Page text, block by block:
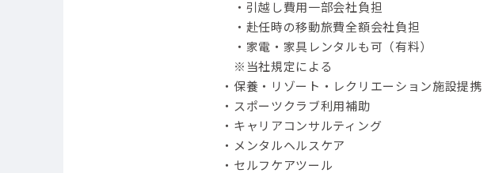
・引越し費用一部会社負担
・赴任時の移動旅費全額会社負担
・家電・家具レンタルも可（有料）
※当社規定による
・保養・リゾート・レクリエーション施設提携
・スポーツクラブ利用補助
・キャリアコンサルティング
・メンタルヘルスケア
・セルフケアツール